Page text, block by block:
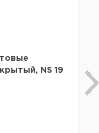
NS 19